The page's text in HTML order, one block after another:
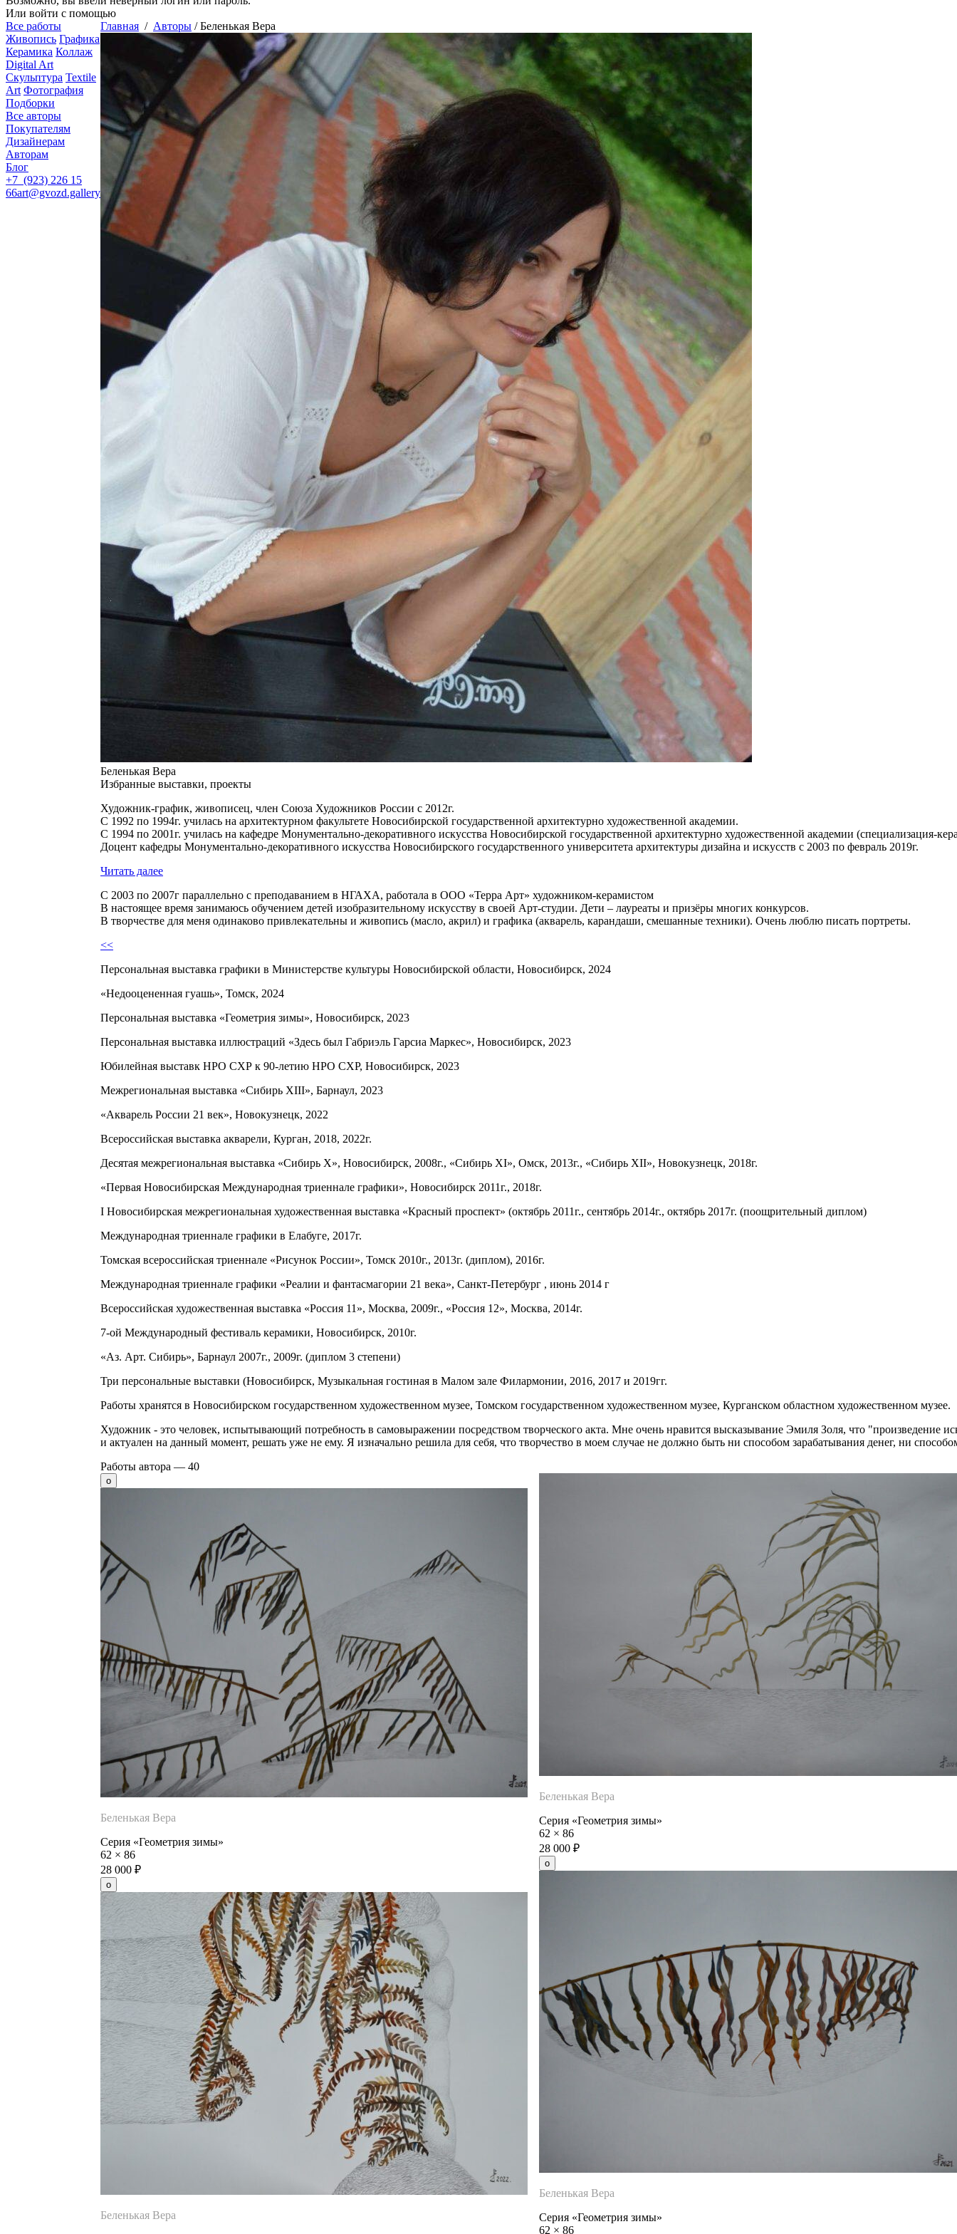
Или войти с помощью
Все работы
Живопись Графика
Керамика Коллаж
Digital Art
Скульптура Textile
Art Фотография
Подборки
Все авторы
Покупателям
Дизайнерам
Авторам
Блог
+7 (923) 226 15
66art@gvozd.gallery
Главная / Авторы / Беленькая Вера
Беленькая Вера
Избранные выставки, проекты
Художник-график, живописец, член Союза Художников России с 2012г.
С 1992 по 1994г. училась на архитектурном факультете Новосибирской государственной архитектурно художественной академии.
С 1994 по 2001г. училась на кафедре Монументально-декоративного искусства Новосибирской государственной архитектурно художественной академии (специализация-
Доцент кафедры Монументально-декоративного искусства Новосибирского государственного университета архитектуры дизайна и искусств с 2003 по февраль 2019г.
Читать далее
С 2003 по 2007г параллельно с преподаванием в НГАХА, работала в ООО «Терра Арт» художником-керамистом
В настоящее время занимаюсь обучением детей изобразительному искусству в своей Арт-студии. Дети – лауреаты и призёры многих конкурсов.
В творчестве для меня одинаково привлекательны и живопись (масло, акрил) и графика (акварель, карандаши, смешанные техники). Очень люблю писать портреты.
<<
Персональная выставка графики в Министерстве культуры Новосибирской области, Новосибирск, 2024
«Недооцененная гуашь», Томск, 2024
Персональная выставка «Геометрия зимы», Новосибирск, 2023
Персональная выставка иллюстраций «Здесь был Габриэль Гарсиа Маркес», Новосибирск, 2023
Юбилейная выставк НРО СХР к 90-летию НРО СХР, Новосибирск, 2023
Межрегиональная выставка «Сибирь XIII», Барнаул, 2023
«Акварель России 21 век», Новокузнецк, 2022
Всероссийская выставка акварели, Курган, 2018, 2022г.
Десятая межрегиональная выставка «Сибирь Х», Новосибирск, 2008г., «Сибирь ХI», Омск, 2013г., «Сибирь ХII», Новокузнецк, 2018г.
«Первая Новосибирская Международная триеннале графики», Новосибирск 2011г., 2018г.
I Новосибирская межрегиональная художественная выставка «Красный проспект» (октябрь 2011г., сентябрь 2014г., октябрь 2017г. (поощрительный диплом)
Международная триеннале графики в Елабуге, 2017г.
Томская всероссийская триеннале «Рисунок России», Томск 2010г., 2013г. (диплом), 2016г.
Международная триеннале графики «Реалии и фантасмагории 21 века», Санкт-Петербург , июнь 2014 г
Всероссийская художественная выставка «Россия 11», Москва, 2009г., «Россия 12», Москва, 2014г.
7-ой Международный фестиваль керамики, Новосибирск, 2010г.
«Аз. Арт. Сибирь», Барнаул 2007г., 2009г. (диплом 3 степени)
Три персональные выставки (Новосибирск, Музыкальная гостиная в Малом зале Филармонии, 2016, 2017 и 2019гг.
Работы хранятся в Новосибирском государственном художественном музее, Томском государственном художественном музее, Курганском областном художественном музее.
Художник - это человек, испытывающий потребность в самовыражении посредством творческого акта. Мне очень нравится высказывание Эмиля Золя, что "произведение
и актуален на данный момент, решать уже не ему. Я изначально решила для себя, что творчество в моем случае не должно быть ни способом зарабатывания денег, ни
Работы автора — 40
Беленькая Вера
Серия «Геометрия зимы»
62 × 86
28 000 ₽
Беленькая Вера
Беленькая Вера
Серия «Геометрия зимы»
62 × 86
28 000 ₽
Беленькая Вера
Серия «Геометрия зимы»
62 × 86